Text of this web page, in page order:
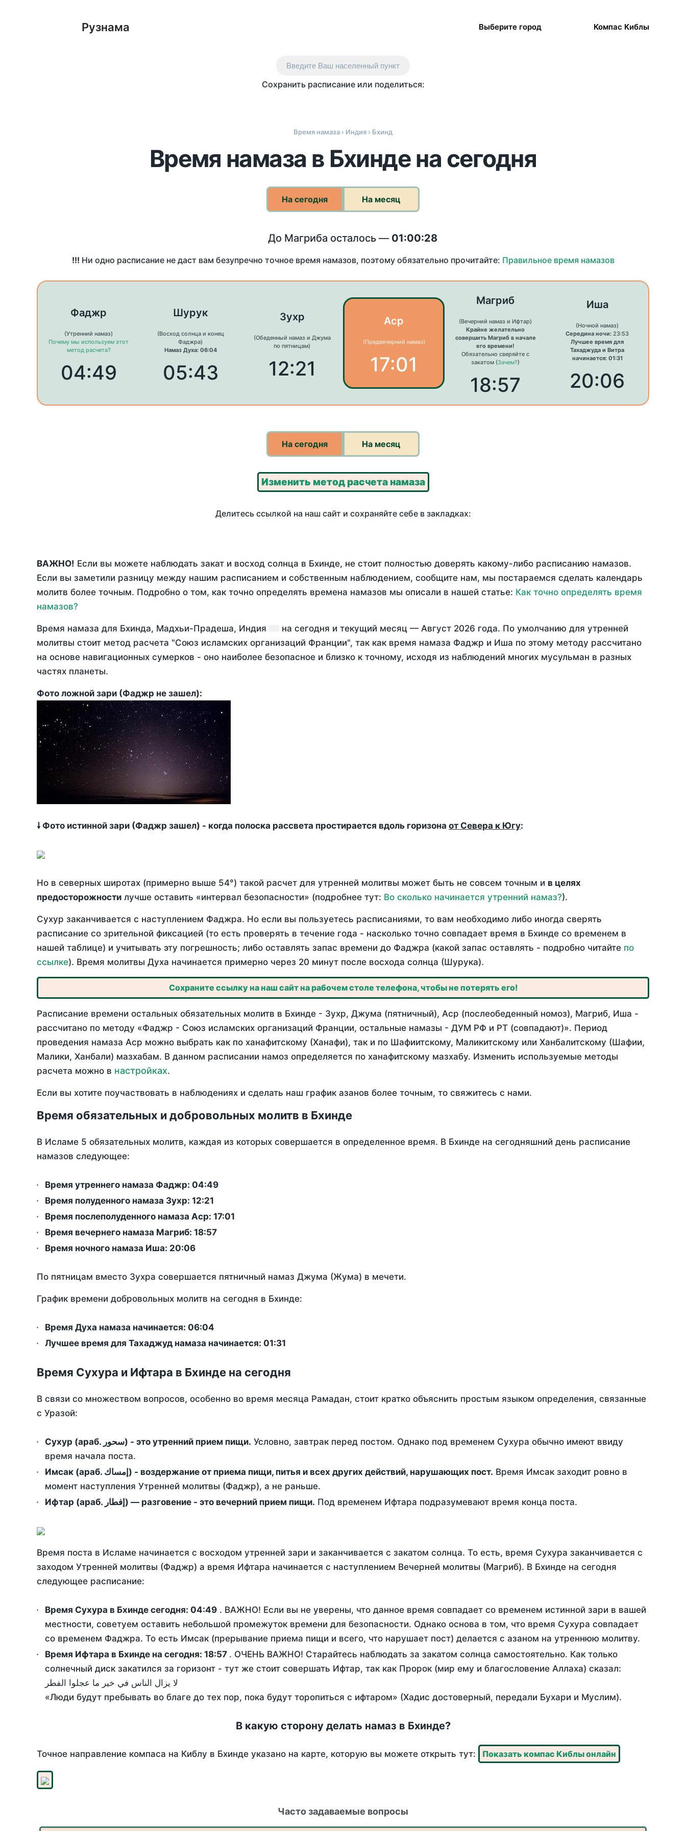
Рузнама Выберите город Компас Киблы
Введите Ваш населенный пункт
Сохранить расписание или поделиться:
Время намаза › Индия › Бхинд
Время намаза в Бхинде на сегодня
На сегодня На месяц
До Магриба осталось — 01:00:28
!!! Ни одно расписание не даст вам безупречно точное время намазов, поэтому обязательно прочитайте: Правильное время намазов
Фаджр
(Утренний намаз)
Почему мы используем этот
метод расчета?
04:49
Шурук
(Восход солнца и конец
Фаджра)
Намаз Духа: 06:04
05:43
Зухр
(Обеденный намаз и Джума
по пятницам)
12:21
Аср
(Предвечерний намаз)
17:01
Магриб
(Вечерний намаз и Ифтар)
Крайне желательно
совершить Магриб в начале
его времени!
Обязательно сверяйте с
закатом (Зачем?)
18:57
Иша
(Ночной намаз)
Середина ночи: 23:53
Лучшее время для
Тахаджуда и Витра
начинается: 01:31
20:06
На сегодня На месяц
Изменить метод расчета намаза
Делитесь ссылкой на наш сайт и сохраняйте себе в закладках:
ВАЖНО! Если вы можете наблюдать закат и восход солнца в Бхинде, не стоит полностью доверять какому-либо расписанию намазов.
Если вы заметили разницу между нашим расписанием и собственным наблюдением, сообщите нам, мы постараемся сделать календарь
молитв более точным. Подробно о том, как точно определять времена намазов мы описали в нашей статье: Как точно определять время
намазов?
Время намаза для Бхинда, Мадхьи-Прадеша, Индия на сегодня и текущий месяц — Август 2026 года. По умолчанию для утренней
молитвы стоит метод расчета "Союз исламских организаций Франции", так как время намаза Фаджр и Иша по этому методу рассчитано
на основе навигационных сумерков - оно наиболее безопасное и близко к точному, исходя из наблюдений многих мусульман в разных
частях планеты.
Фото ложной зари (Фаджр не зашел):
🠗 Фото истинной зари (Фаджр зашел) - когда полоска рассвета простирается вдоль горизона от Севера к Югу:
Но в северных широтах (примерно выше 54°) такой расчет для утренней молитвы может быть не совсем точным и в целях
предосторожности лучше оставить «интервал безопасности» (подробнее тут: Во сколько начинается утренний намаз?).
Сухур заканчивается с наступлением Фаджра. Но если вы пользуетесь расписаниями, то вам необходимо либо иногда сверять
расписание со зрительной фиксацией (то есть проверять в течение года - насколько точно совпадает время в Бхинде со временем в
нашей таблице) и учитывать эту погрешность; либо оставлять запас времени до Фаджра (какой запас оставлять - подробно читайте по
ссылке). Время молитвы Духа начинается примерно через 20 минут после восхода солнца (Шурука).
Сохраните ссылку на наш сайт на рабочем столе телефона, чтобы не потерять его!
Расписание времени остальных обязательных молитв в Бхинде - Зухр, Джума (пятничный), Аср (послеобеденный номоз), Магриб, Иша -
рассчитано по методу «Фаджр - Союз исламских организаций Франции, остальные намазы - ДУМ РФ и РТ (совпадают)». Период
проведения намаза Аср можно выбрать как по ханафитскому (Ханафи), так и по Шафиитскому, Маликитскому или Ханбалитскому (Шафии,
Малики, Ханбали) мазхабам. В данном расписании намоз определяется по ханафитскому мазхабу. Изменить используемые методы
расчета можно в настройках.
Если вы хотите поучаствовать в наблюдениях и сделать наш график азанов более точным, то свяжитесь с нами.
Время обязательных и добровольных молитв в Бхинде
В Исламе 5 обязательных молитв, каждая из которых совершается в определенное время. В Бхинде на сегодняшний день расписание
намазов следующее:
Время утреннего намаза Фаджр: 04:49
Время полуденного намаза Зухр: 12:21
Время послеполуденного намаза Аср: 17:01
Время вечернего намаза Магриб: 18:57
Время ночного намаза Иша: 20:06
По пятницам вместо Зухра совершается пятничный намаз Джума (Жума) в мечети.
График времени добровольных молитв на сегодня в Бхинде:
Время Духа намаза начинается: 06:04
Лучшее время для Тахаджуд намаза начинается: 01:31
Время Сухура и Ифтара в Бхинде на сегодня
В связи со множеством вопросов, особенно во время месяца Рамадан, стоит кратко объяснить простым языком определения, связанные
с Уразой:
Сухур (араб. سحور) - это утренний прием пищи. Условно, завтрак перед постом. Однако под временем Сухура обычно имеют ввиду
время начала поста.
Имсак (араб. إمساك) - воздержание от приема пищи, питья и всех других действий, нарушающих пост. Время Имсак заходит ровно в
момент наступления Утренней молитвы (Фаджр), а не раньше.
Ифтар (араб. إفطار) — разговение - это вечерний прием пищи. Под временем Ифтара подразумевают время конца поста.
Время поста в Исламе начинается с восходом утренней зари и заканчивается с закатом солнца. То есть, время Сухура заканчивается с
заходом Утренней молитвы (Фаджр) а время Ифтара начинается с наступлением Вечерней молитвы (Магриб). В Бхинде на сегодня
следующее расписание:
Время Сухура в Бхинде сегодня: 04:49 . ВАЖНО! Если вы не уверены, что данное время совпадает со временем истинной зари в вашей
местности, советуем оставить небольшой промежуток времени для безопасности. Однако основа в том, что время Сухура совпадает
со временем Фаджра. То есть Имсак (прерывание приема пищи и всего, что нарушает пост) делается с азаном на утреннюю молитву.
Время Ифтара в Бхинде на сегодня: 18:57 . ОЧЕНЬ ВАЖНО! Старайтесь наблюдать за закатом солнца самостоятельно. Как только
солнечный диск закатился за горизонт - тут же стоит совершать Ифтар, так как Пророк (мир ему и благословение Аллаха) сказал:
لا يزال الناس في خير ما عجلوا الفطر
«Люди будут пребывать во благе до тех пор, пока будут торопиться с ифтаром» (Хадис достоверный, передали Бухари и Муслим).
В какую сторону делать намаз в Бхинде?
Точное направление компаса на Киблу в Бхинде указано на карте, которую вы можете открыть тут: Показать компас Киблы онлайн
Часто задаваемые вопросы